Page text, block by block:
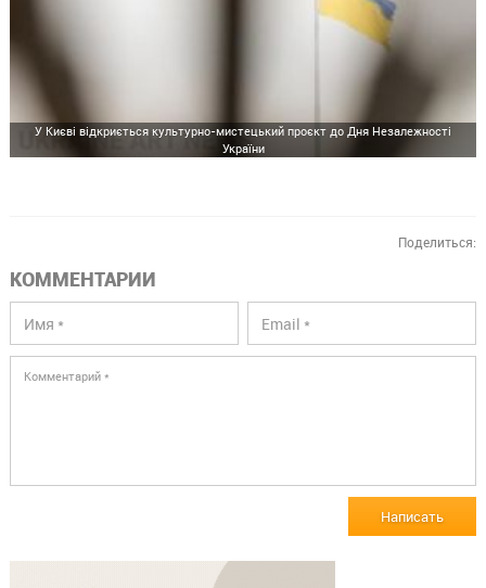
У Києві відкриється культурно-мистецький проєкт до Дня Незалежності
України
Поделиться:
КОММЕНТАРИИ
Написать